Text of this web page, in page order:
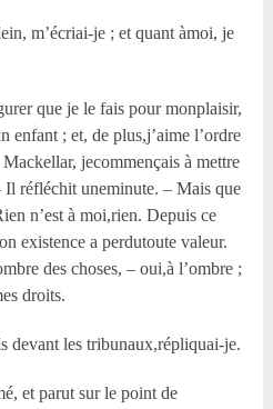
m’écriai-je ; et quant àmoi, je
que je le fais pour monplaisir,
enfant ; et, de plus,j’aime l’ordre
jecommençais à mettre
Il réfléchit uneminute. – Mais que
n’est à moi,rien. Depuis ce
existence a perdutoute valeur.
des choses, – oui,à l’ombre ;
droits.
devant les tribunaux,répliquai-je.
et parut sur le point de